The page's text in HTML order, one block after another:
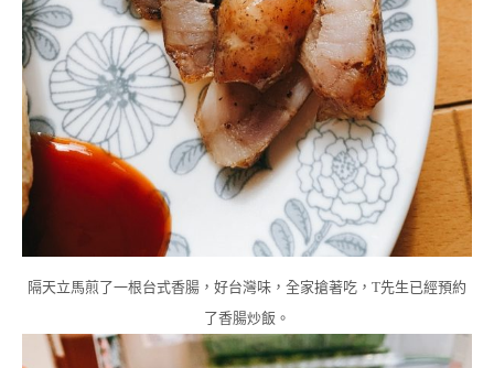
隔天立馬煎了一根台式香腸，好台灣味，全家搶著吃，T先生已經預約
了香腸炒飯。